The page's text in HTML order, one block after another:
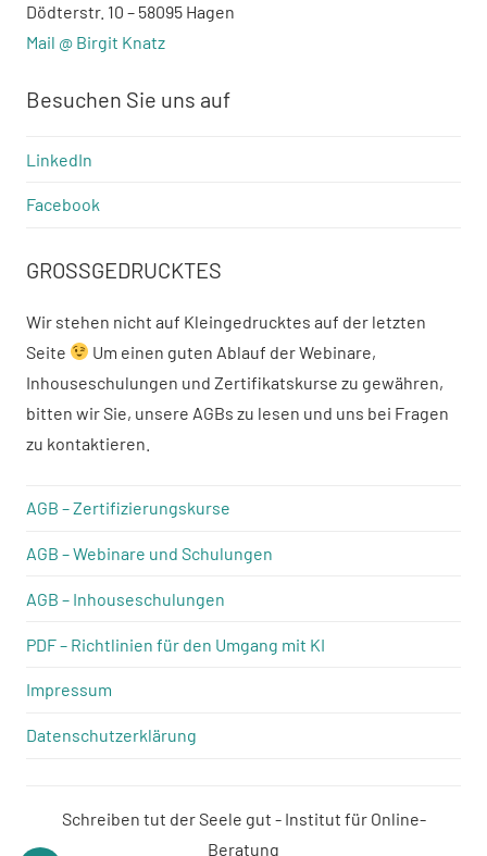
Dödterstr. 10 – 58095 Hagen
Mail @ Birgit Knatz
Besuchen Sie uns auf
LinkedIn
Facebook
GROSSGEDRUCKTES
Wir stehen nicht auf Kleingedrucktes auf der letzten
Seite
Um einen guten Ablauf der Webinare,
Inhouseschulungen und Zertifikatskurse zu gewähren,
bitten wir Sie, unsere AGBs zu lesen und uns bei Fragen
zu kontaktieren.
AGB – Zertifizierungskurse
AGB – Webinare und Schulungen
AGB – Inhouseschulungen
PDF – Richtlinien für den Umgang mit KI
Impressum
Datenschutzerklärung
Schreiben tut der Seele gut - Institut für Online-
Beratung